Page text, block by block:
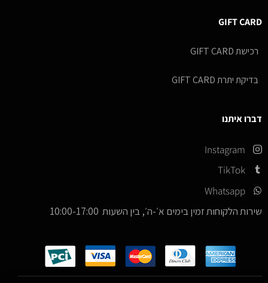
GIFT CARD
רכישת GIFT CARD
בדיקת יתרת GIFT CARD
דברו איתנו
Instagram
TikTok
Whatsapp
שירות הלקוחות זמין בימים א׳-ה׳, בין השעות 10:00-17:00